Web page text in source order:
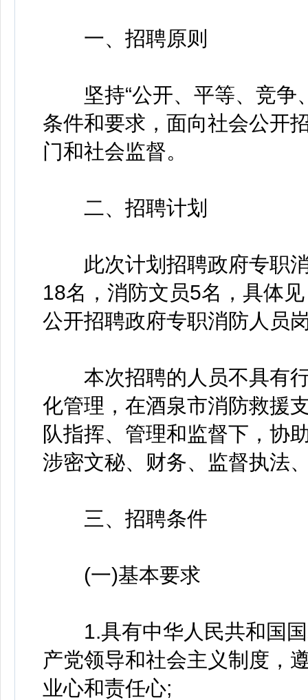
一、招聘原则
坚持“公开、平等、竞争
条件和要求，面向社会公开
门和社会监督。
二、招聘计划
此次计划招聘政府专职消
18名，消防文员5名，具体
公开招聘政府专职消防人员
本次招聘的人员不具有行
化管理，在酒泉市消防救援
队指挥、管理和监督下，协
涉密文秘、财务、监督执法
三、招聘条件
(一)基本要求
1.具有中华人民共和国国
产党领导和社会主义制度，
业心和责任心;